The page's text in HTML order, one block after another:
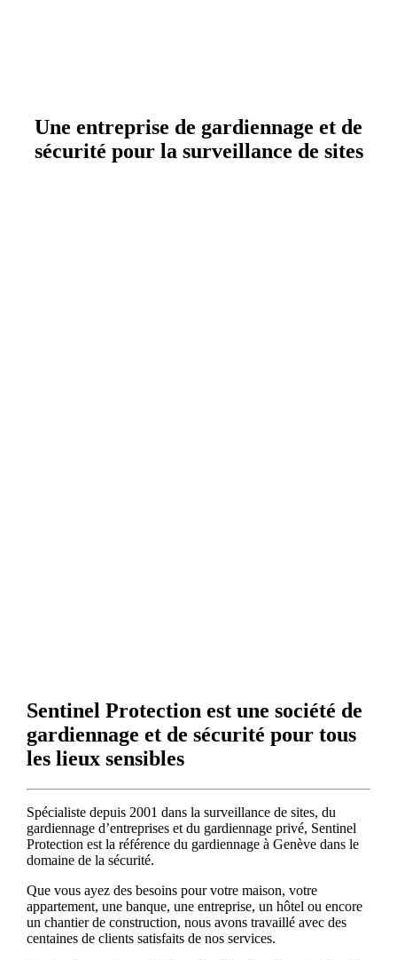
Une entreprise de gardiennage et de
sécurité pour la surveillance de sites
Sentinel Protection est une société de
gardiennage et de sécurité pour tous
les lieux sensibles
Spécialiste depuis 2001 dans la surveillance de sites, du
gardiennage d’entreprises et du gardiennage privé, Sentinel
Protection est la référence du gardiennage à Genève dans le
domaine de la sécurité.
Que vous ayez des besoins pour votre maison, votre
appartement, une banque, une entreprise, un hôtel ou encore
un chantier de construction, nous avons travaillé avec des
centaines de clients satisfaits de nos services.